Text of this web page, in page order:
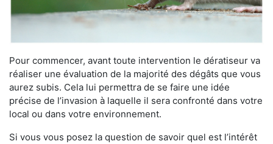
Pour commencer, avant toute intervention le dératiseur va
réaliser une évaluation de la majorité des dégâts que vous
aurez subis. Cela lui permettra de se faire une idée
précise de l’invasion à laquelle il sera confronté dans votre
local ou dans votre environnement.
Si vous vous posez la question de savoir quel est l’intérêt